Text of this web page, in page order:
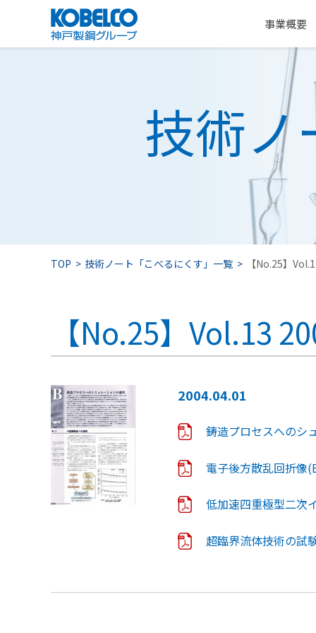
事業概要
技術ノ
TOP 技術ノート「こべるにくす」一覧 【No.25】
【No.25】Vol.13
2004.04.01
鋳造プロセスへのシ
電子後方散乱回折像
低加速四重極型二次
超臨界流体技術の試